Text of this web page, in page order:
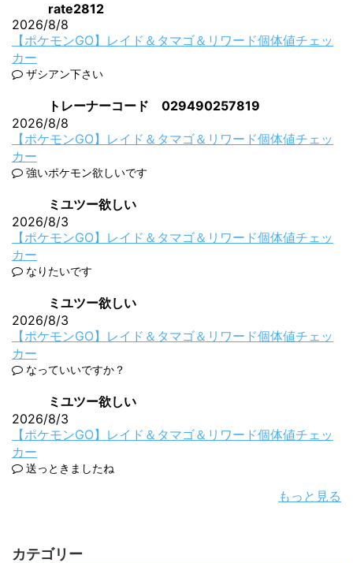
rate2812
2026/8/8
【ポケモンGO】レイド＆タマゴ＆リワード個体値チェッ
カー
ザシアン下さい
トレーナーコード 029490257819
2026/8/8
【ポケモンGO】レイド＆タマゴ＆リワード個体値チェッ
カー
強いポケモン欲しいです
ミユツー欲しい
2026/8/3
【ポケモンGO】レイド＆タマゴ＆リワード個体値チェッ
カー
なりたいです
ミユツー欲しい
2026/8/3
【ポケモンGO】レイド＆タマゴ＆リワード個体値チェッ
カー
なっていいですか？
ミユツー欲しい
2026/8/3
【ポケモンGO】レイド＆タマゴ＆リワード個体値チェッ
カー
送っときましたね
もっと見る
カテゴリー